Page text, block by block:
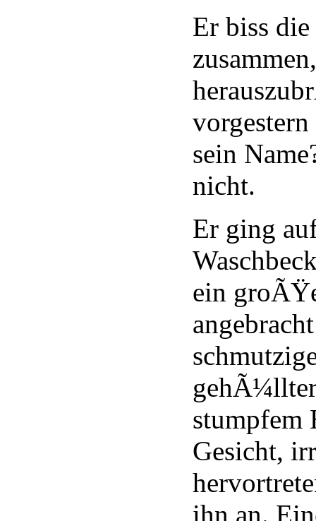
Er biss
sein
nicht.
Er ging
ein
stumpfem
Gesicht,
ihn an.